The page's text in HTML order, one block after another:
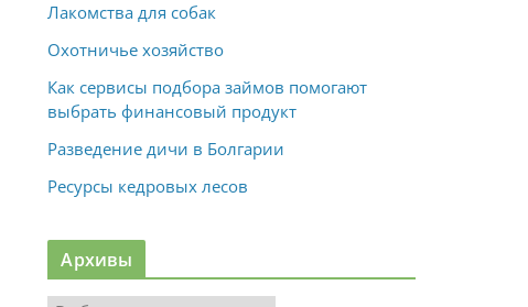
Лакомства для собак
Охотничье хозяйство
Как сервисы подбора займов помогают
выбрать финансовый продукт
Разведение дичи в Болгарии
Ресурсы кедровых лесов
Архивы